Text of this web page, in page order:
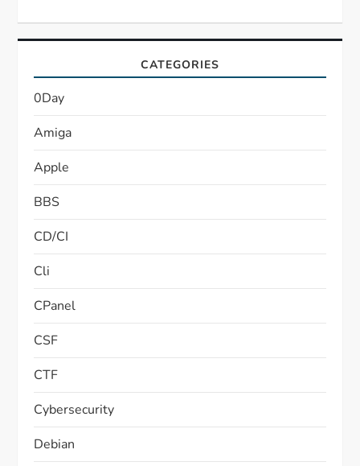
CATEGORIES
0Day
Amiga
Apple
BBS
CD/CI
Cli
CPanel
CSF
CTF
Cybersecurity
Debian